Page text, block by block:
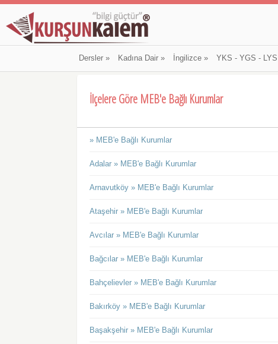
Dersler» Kadına Dair» İngilizce» YKS - YGS - LYS
İlçelere Göre MEB'e Bağlı Kurumlar
» MEB'e Bağlı Kurumlar
Adalar » MEB'e Bağlı Kurumlar
Arnavutköy » MEB'e Bağlı Kurumlar
Ataşehir » MEB'e Bağlı Kurumlar
Avcılar » MEB'e Bağlı Kurumlar
Bağcılar » MEB'e Bağlı Kurumlar
Bahçelievler » MEB'e Bağlı Kurumlar
Bakırköy » MEB'e Bağlı Kurumlar
Başakşehir » MEB'e Bağlı Kurumlar